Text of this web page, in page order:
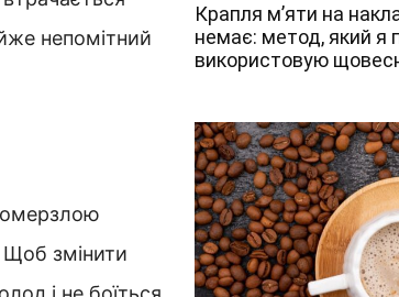
непомітний
Щоб змінити
Крапля м’яти на
немає: метод, який я
використовую